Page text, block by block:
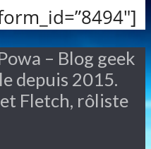
– Blog geek
depuis 2015.
Fletch, rôliste